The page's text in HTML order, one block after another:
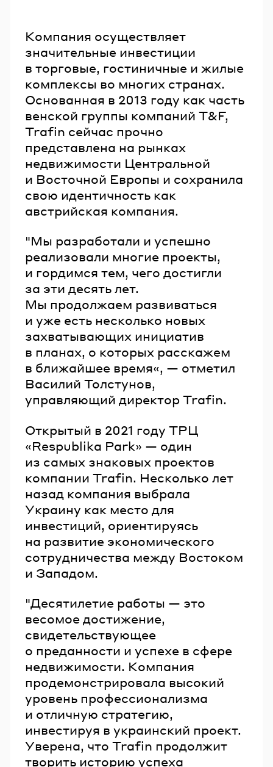
Компания осуществляет
значительные инвестиции
в торговые, гостиничные и жилые
комплексы во многих странах.
Основанная в 2013 году как часть
венской группы компаний T&F,
Trafin сейчас прочно
представлена на рынках
недвижимости Центральной
и Восточной Европы и сохранила
свою идентичность как
австрийская компания.
"Мы разработали и успешно
реализовали многие проекты,
и гордимся тем, чего достигли
за эти десять лет.
Мы продолжаем развиваться
и уже есть несколько новых
захватывающих инициатив
в планах, о которых расскажем
в ближайшее время«, — отметил
Василий Толстунов,
управляющий директор Trafin.
Открытый в 2021 году ТРЦ
«Respublika Park» — один
из самых знаковых проектов
компании Trafin. Несколько лет
назад компания выбрала
Украину как место для
инвестиций, ориентируясь
на развитие экономического
сотрудничества между Востоком
и Западом.
"Десятилетие работы — это
весомое достижение,
свидетельствующее
о преданности и успехе в сфере
недвижимости. Компания
продемонстрировала высокий
уровень профессионализма
и отличную стратегию,
инвестируя в украинский проект.
Уверена, что Trafin продолжит
творить историю успеха